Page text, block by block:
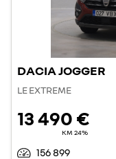
DACIA JOGGER
LE EXTREME
13 490 €
KM 24%
156 899